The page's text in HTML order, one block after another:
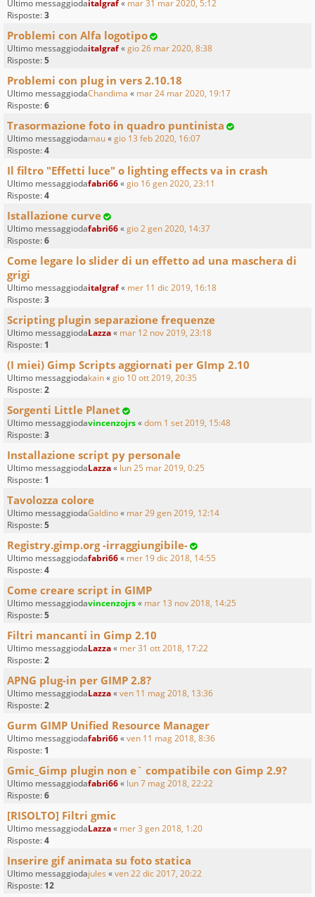
Ultimo messaggiodaitalgraf« mar 31 mar 2020, 5:12
Risposte:3
Problemi con Alfa logotipo
Ultimo messaggiodaitalgraf«gio 26 mar 2020, 8:38
Risposte:5
Problemi con plug in vers 2.10.18
Ultimo messaggiodaChandima « mar 24 mar 2020, 19:17
Risposte:6
Trasormazione foto in quadro puntinista
Ultimo messaggiodamau«gio 13 feb 2020, 16:07
Risposte:4
Il filtro "Effetti luce" o lighting effects va in crash
Ultimo messaggiodafabri66«gio 16 gen 2020, 23:11
Risposte:4
Istallazione curve
Ultimo messaggiodafabri66«gio 2 gen 2020, 14:37
Risposte:6
Come legare lo slider di un effetto ad una maschera di
grigi
Ultimo messaggiodaitalgraf« mer 11 dic 2019, 16:18
Risposte:3
Scripting plugin separazione frequenze
Ultimo messaggiodaLazza« mar 12 nov 2019, 23:18
Risposte: 1
(I miei) Gimp Scripts aggiornati per GImp 2.10
Ultimo messaggiodakain«gio 10 ott 2019, 20:35
Risposte:2
Sorgenti Little Planet
Ultimo messaggiodavincenzojrs«dom 1 set 2019, 15:48
Risposte:3
Installazione script py personale
Ultimo messaggiodaLazza« lun 25 mar 2019, 0:25
Risposte: 1
Tavolozza colore
Ultimo messaggiodaGaldino« mar 29 gen 2019, 12:14
Risposte:5
Registry.gimp.org -irraggiungibile-
Ultimo messaggiodafabri66« mer 19 dic 2018, 14:55
Risposte:4
Come creare script in GIMP
Ultimo messaggiodavincenzojrs« mar 13 nov 2018, 14:25
Risposte:5
Filtri mancanti in Gimp 2.10
Ultimo messaggiodaLazza« mer 31 ott 2018, 17:22
Risposte:2
APNG plug-in per GIMP 2.8?
Ultimo messaggiodaLazza«ven 11 mag 2018, 13:36
Risposte:2
Gurm GIMP Unified Resource Manager
Ultimo messaggiodafabri66«ven 11 mag 2018, 8:36
Risposte: 1
Gmic_Gimp plugin non e` compatibile con Gimp 2.9?
Ultimo messaggiodafabri66« lun 7 mag 2018, 22:22
Risposte:6
[RISOLTO] Filtri gmic
Ultimo messaggiodaLazza« mer 3 gen 2018, 1:20
Risposte:4
Inserire gif animata su foto statica
Ultimo messaggiodajules «ven 22 dic 2017, 20:22
Risposte: 12